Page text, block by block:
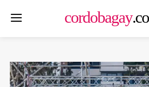
cordobagay